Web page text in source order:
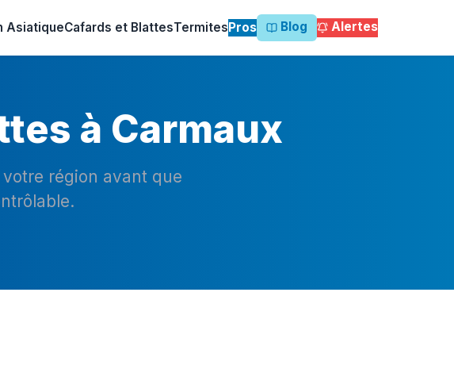
AsiatiqueCafards et BlattesTermitesPros Blog Alertes
à Carmaux
région avant que